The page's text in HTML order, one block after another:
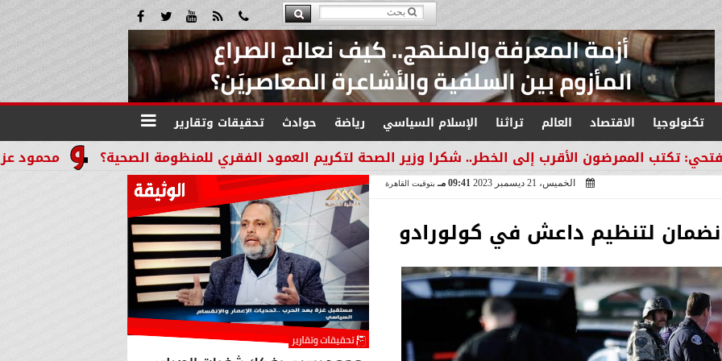
تكنولوجيا الاقتصاد العالم تراثنا الإسلام السياسي رياضة حوادث تحقيقات وتقارير
محمود عزازي: نتدخل الأقرب إلى الخطر.. شكرا وزير الصحة لتكريم العمود الفقري للمنظومة الصحية؟
الخميس، 21 ديسمبر 2023 09:41 مـ بتوقيت القاهرة
لتنظيم داعش في كولورادو